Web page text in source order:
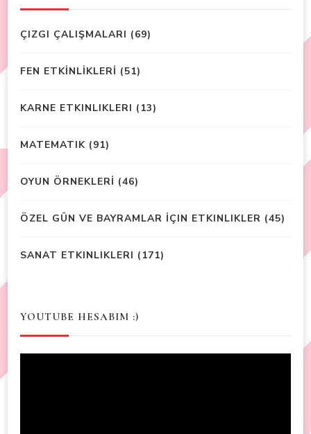
ÇIZGI ÇALIŞMALARI (69)
FEN ETKİNLİKLERİ (51)
KARNE ETKINLIKLERI (13)
MATEMATIK (91)
OYUN ÖRNEKLERİ (46)
ÖZEL GÜN VE BAYRAMLAR İÇIN ETKINLIKLER (45)
SANAT ETKINLIKLERI (171)
YOUTUBE HESABIM :)